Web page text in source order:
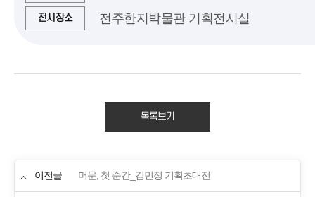
전시장소 전주한지박물관 기획전시실
목록보기
이전글 머문, 첫 순간_김민정 기획초대전